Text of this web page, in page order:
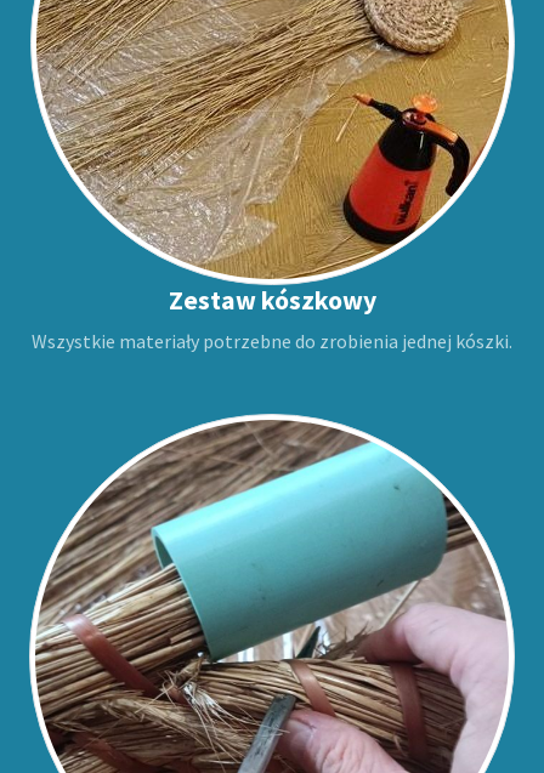
Zestaw kószkowy
Wszystkie materiały potrzebne do zrobienia jednej kószki.